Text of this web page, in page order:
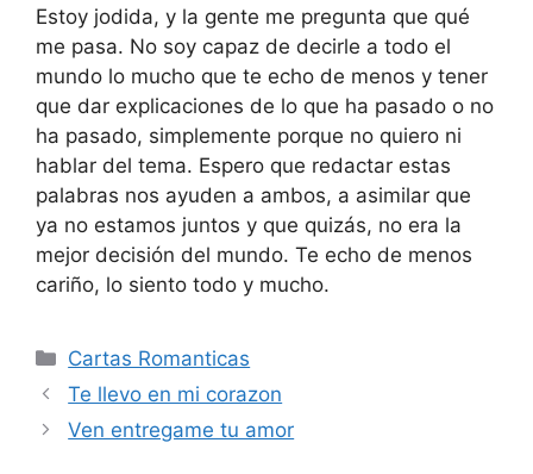
Estoy jodida, y la gente me pregunta que qué
me pasa. No soy capaz de decirle a todo el
mundo lo mucho que te echo de menos y tener
que dar explicaciones de lo que ha pasado o no
ha pasado, simplemente porque no quiero ni
hablar del tema. Espero que redactar estas
palabras nos ayuden a ambos, a asimilar que
ya no estamos juntos y que quizás, no era la
mejor decisión del mundo. Te echo de menos
cariño, lo siento todo y mucho.
Categories
Cartas Romanticas
Te llevo en mi corazon
Ven entregame tu amor